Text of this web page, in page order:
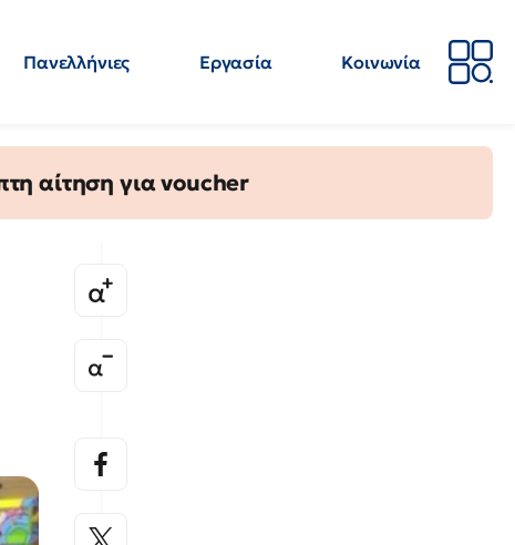
Πανελλήνιες Εργασία
Κοινωνία
αίτηση για voucher